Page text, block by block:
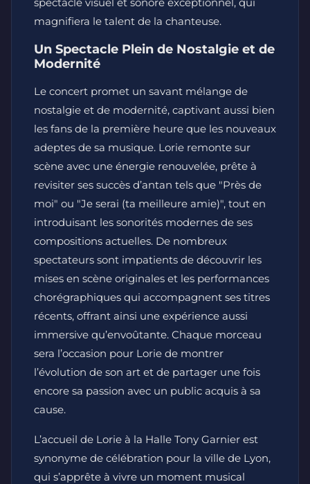
magnifiera le talent de la chanteuse.
Un Spectacle Plein de Nostalgie et de
Modernité
Le concert promet un savant mélange de
nostalgie et de modernité, captivant aussi bien
les fans de la première heure que les nouveaux
adeptes de sa musique. Lorie remonte sur
scène avec une énergie renouvelée, prête à
revisiter ses succès d’antan tels que "Près de
moi" ou "Je serai (ta meilleure amie)", tout en
introduisant les sonorités modernes de ses
compositions actuelles. De nombreux
spectateurs sont impatients de découvrir les
mises en scène originales et les performances
chorégraphiques qui accompagnent ses titres
récents, offrant ainsi une expérience aussi
immersive qu’envoûtante. Chaque morceau
sera l’occasion pour Lorie de montrer
l’évolution de son art et de partager une fois
encore sa passion avec un public acquis à sa
cause.
L’accueil de Lorie à la Halle Tony Garnier est
synonyme de célébration pour la ville de Lyon,
qui s’apprête à vivre un moment musical